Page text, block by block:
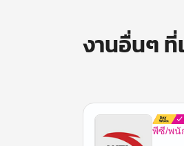
งานอื่นๆ ที่
พีซี/พนั